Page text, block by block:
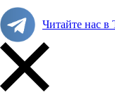
Читайте нас в